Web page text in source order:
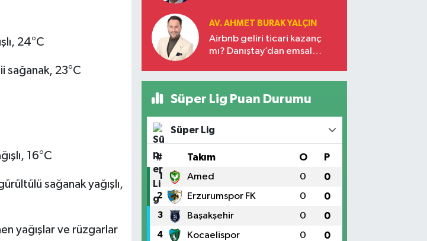
24°C
sağanak, 23°C
16°C
sağanak yağışlı,
yağışlar ve rüzgarlar
AV. AHMET BURAK YALÇIN
Airbnb geliri ticari kazanç
mı? Danıştay’dan emsal
Süper Lig Puan Durumu
Süper Lig
# Takım O P
1 Amed 0 0
2 Erzurumspor FK 0 0
3 Başakşehir 0 0
4 Kocaelispor 0 0